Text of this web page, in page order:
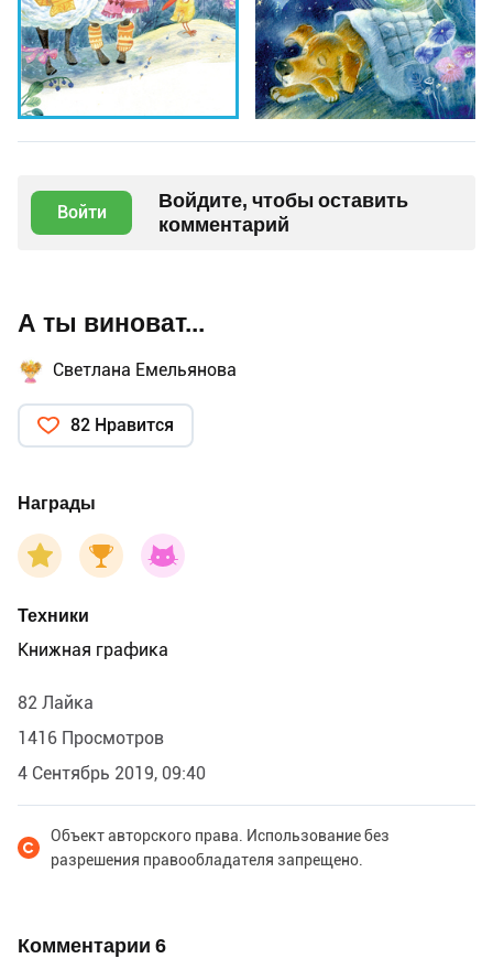
Войти
Войдите, чтобы оставить
комментарий
А ты виноват...
Светлана Емельянова
82 Нравится
Награды
Техники
Книжная графика
82 Лайка
1416 Просмотров
4 Сентябрь 2019, 09:40
Объект авторского права. Использование без
разрешения правообладателя запрещено.
Комментарии 6